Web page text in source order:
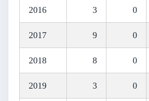
2016 3 0
2017 9 0
2018 8 0
2019 3 0